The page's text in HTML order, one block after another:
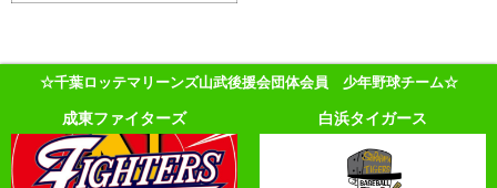
☆千葉ロッテマリーンズ山武後援会団体会員 少年野球チーム☆
成東ファイターズ 白浜タイガース